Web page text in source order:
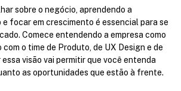
sobre o negócio, aprendendo a
focar em crescimento é essencial para se
Comece entendendo a empresa como
o time de Produto, de UX Design e de
visão vai permitir que você entenda
as oportunidades que estão à frente.